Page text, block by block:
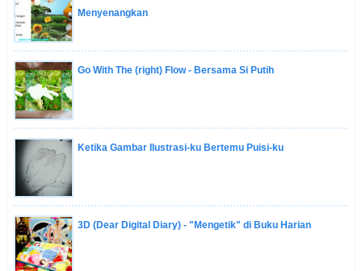
Menyenangkan
Go With The (right) Flow - Bersama Si Putih
Ketika Gambar Ilustrasi-ku Bertemu Puisi-ku
3D (Dear Digital Diary) - "Mengetik" di Buku Harian